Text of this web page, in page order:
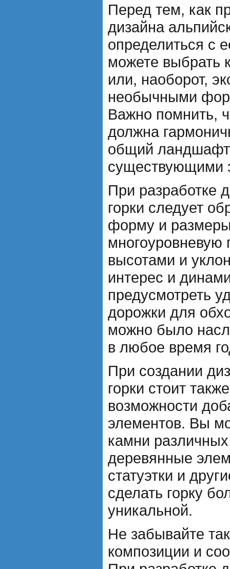
Перед тем, как
дизайна
определиться с
можете выбрать
или, наоборот,
необычными
Важно помнить,
должна
общий ландшафт
существующими
При разработке
горки следует
форму и
многоуровневую
высотами и
интерес и
предусмотреть
дорожки для
можно было
в любое время
При создании
горки стоит
возможности
элементов. Вы
камни
деревянные
статуэтки и
сделать горку
уникальной.
Не забывайте
композиции и